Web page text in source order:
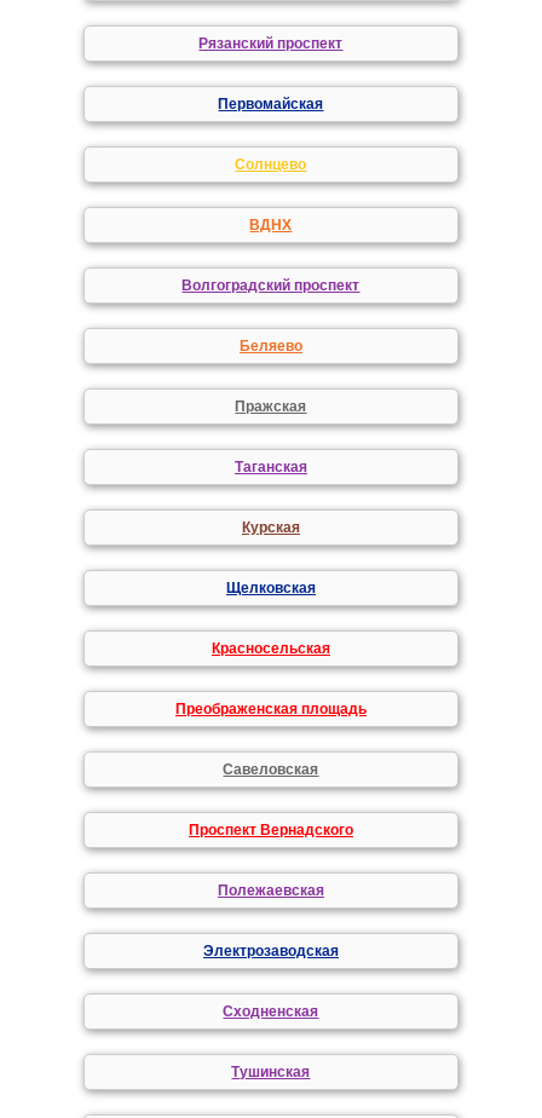
Рязанский проспект
Первомайская
Солнцево
ВДНХ
Волгоградский проспект
Беляево
Пражская
Таганская
Курская
Щелковская
Красносельская
Преображенская площадь
Савеловская
Проспект Вернадского
Полежаевская
Электрозаводская
Сходненская
Тушинская